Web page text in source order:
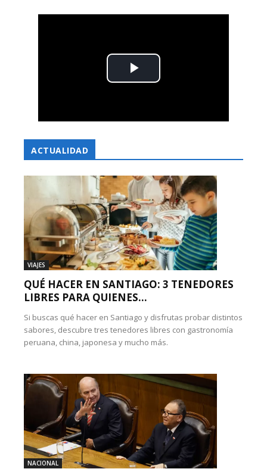
ACTUALIDAD
VIAJES
QUÉ HACER EN SANTIAGO: 3 TENEDORES
LIBRES PARA QUIENES...
Si buscas qué hacer en Santiago y disfrutas probar distintos
sabores, descubre tres tenedores libres con gastronomía
peruana, china, japonesa y mucho más.
NACIONAL